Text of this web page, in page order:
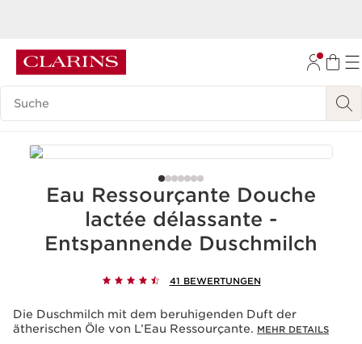
ZUM FOOTER GEHEN
BARRIEREFREIHEITSWERKZEUG
Legende suchen
Eau Ressourçante Douche
lactée délassante -
Entspannende Duschmilch
41 BEWERTUNGEN
Die Duschmilch mit dem beruhigenden Duft der
ätherischen Öle von L’Eau Ressourçante. MEHR DETAILS